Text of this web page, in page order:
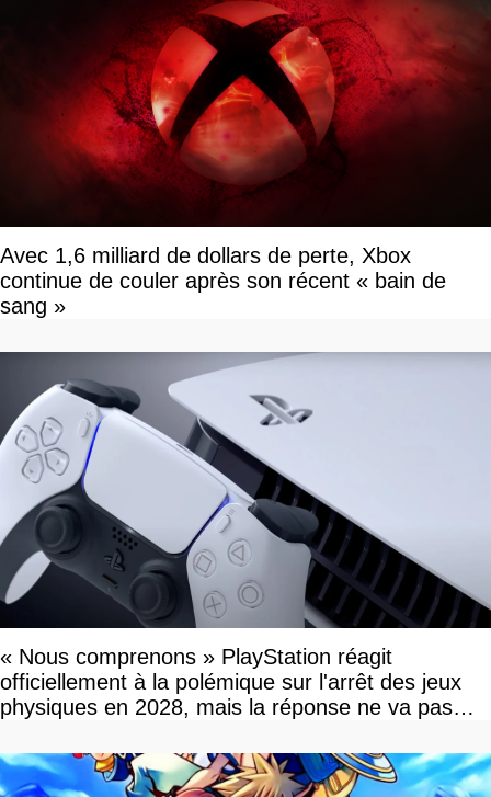
Avec 1,6 milliard de dollars de perte, Xbox
continue de couler après son récent « bain de
sang »
« Nous comprenons » PlayStation réagit
officiellement à la polémique sur l'arrêt des jeux
physiques en 2028, mais la réponse ne va pas